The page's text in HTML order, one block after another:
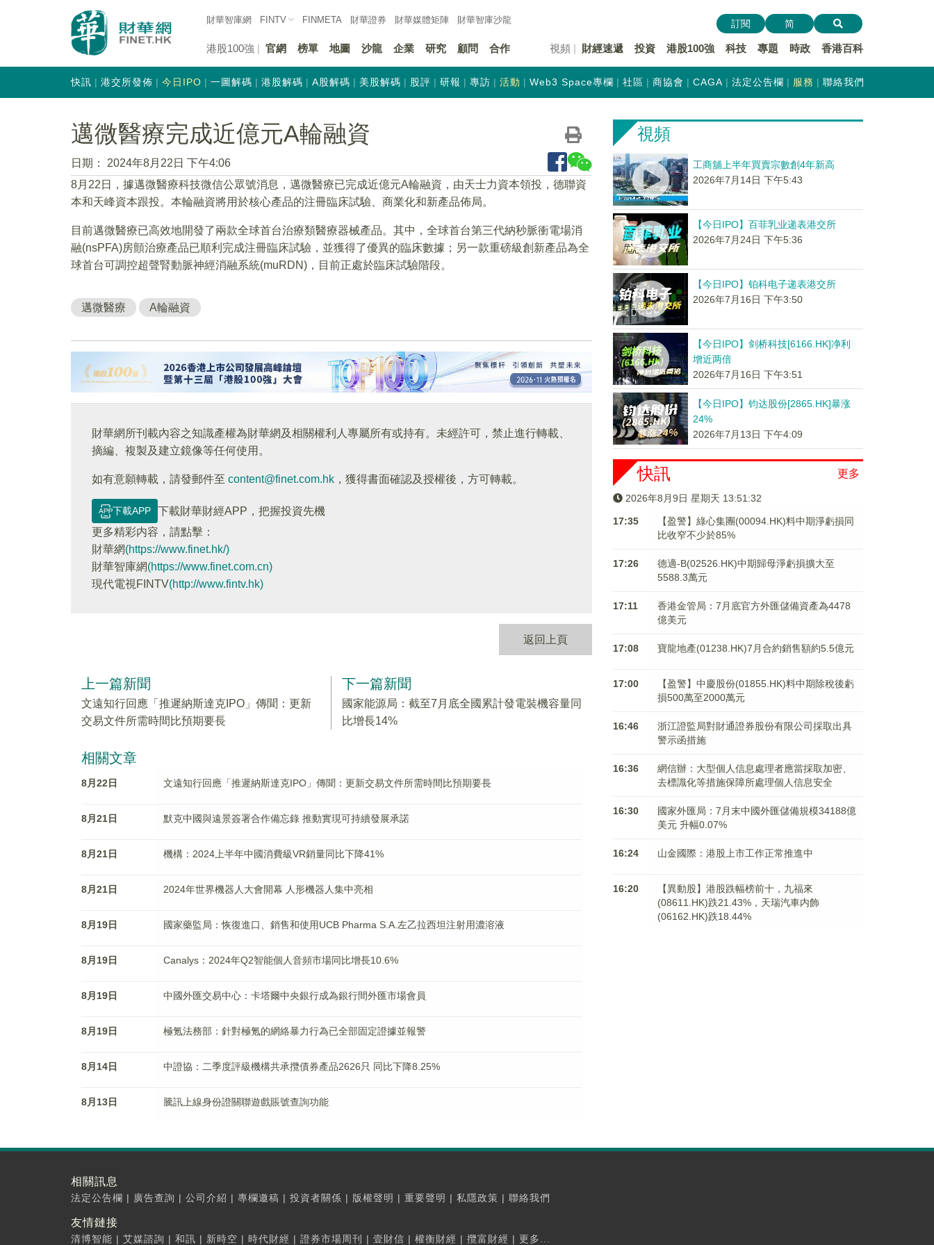
財華智庫網 FINTV FINMETA 財華證券 財華媒體矩陣 財華智庫沙龍
港股100強 官網 榜單 地圖 沙龍 企業 研究 顧問 合作 視頻 財經速遞 投資 港股100強 科技 專題 時政 香港百科
訂閱 简
快訊 港交所發佈 今日IPO 一圖解碼 港股解碼 A股解碼 美股解碼 股評 研報 專訪 活動 Web3 Space專欄 社區 商協會 CAGA 法定公告欄 服務 聯絡我們
邁微醫療完成近億元A輪融資
日期：
2024年8月22日 下午4:06
8月22日，據邁微醫療科技微信公眾號消息，邁微醫療已完成近億元A輪融資，由天士力資本領投，德聯資
本和天峰資本跟投。本輪融資將用於核心產品的注冊臨床試驗、商業化和新產品佈局。
目前邁微醫療已高效地開發了兩款全球首台治療類醫療器械產品。其中，全球首台第三代納秒脈衝電場消
融(nsPFA)房顫治療產品已順利完成注冊臨床試驗，並獲得了優異的臨床數據；另一款重磅級創新產品為全
球首台可調控超聲腎動脈神經消融系統(muRDN)，目前正處於臨床試驗階段。
邁微醫療 A輪融資
財華網所刊載內容之知識產權為財華網及相關權利人專屬所有或持有。未經許可，禁止進行轉載、
摘編、複製及建立鏡像等任何使用。
如有意願轉載，請發郵件至 content@finet.com.hk ，獲得書面確認及授權後，方可轉載。
下載APP
下載財華財經APP，把握投資先機
更多精彩内容，請點擊：
財華網(https://www.finet.hk/)
財華智庫網(https://www.finet.com.cn)
現代電視FINTV(http://www.fintv.hk)
返回上頁
上一篇新聞
文遠知行回應「推遲納斯達克IPO」傳聞：更新
交易文件所需時間比預期要長
下一篇新聞
國家能源局：截至7月底全國累計發電裝機容量同
比增長14%
相關文章
8月22日 文遠知行回應「推遲納斯達克IPO」傳聞：更新交易文件所需時間比預期要長
8月21日 默克中國與遠景簽署合作備忘錄 推動實現可持續發展承諾
8月21日 機構：2024上半年中國消費級VR銷量同比下降41%
8月21日 2024年世界機器人大會開幕 人形機器人集中亮相
8月19日 國家藥監局：恢復進口、銷售和使用UCB Pharma S.A.左乙拉西坦注射用濃溶液
8月19日 Canalys：2024年Q2智能個人音頻市場同比增長10.6%
8月19日 中國外匯交易中心：卡塔爾中央銀行成為銀行間外匯市場會員
8月19日 極氪法務部：針對極氪的網絡暴力行為已全部固定證據並報警
8月14日 中證協：二季度評級機構共承攬債券產品2626只 同比下降8.25%
8月13日 騰訊上線身份證關聯遊戲賬號查詢功能
視頻
工商舖上半年買賣宗數創4年新高
2026年7月14日 下午5:43
【今日IPO】百菲乳业递表港交所
2026年7月24日 下午5:36
【今日IPO】铂科电子递表港交所
2026年7月16日 下午3:50
【今日IPO】剑桥科技[6166.HK]净利
增近两倍
2026年7月16日 下午3:51
【今日IPO】钧达股份[2865.HK]暴涨
24%
2026年7月13日 下午4:09
更多
快訊
2026年8月9日 星期天 13:51:33
17:35
【盈警】綠心集團(00094.HK)料中期淨虧損同
比收窄不少於85%
17:26
德適-B(02526.HK)中期歸母淨虧損擴大至
5588.3萬元
17:11
香港金管局：7月底官方外匯儲備資產為4478
億美元
17:08 寶龍地產(01238.HK)7月合約銷售額約5.5億元
17:00
【盈警】中慶股份(01855.HK)料中期除稅後虧
損500萬至2000萬元
16:46
浙江證監局對財通證券股份有限公司採取出具
警示函措施
16:36
網信辦：大型個人信息處理者應當採取加密、
去標識化等措施保障所處理個人信息安全
16:30
國家外匯局：7月末中國外匯儲備規模34188億
美元 升幅0.07%
16:24 山金國際：港股上市工作正常推進中
16:20
【異動股】港股跌幅榜前十，九福來
(08611.HK)跌21.43%，天瑞汽車内飾
(06162.HK)跌18.44%
相關訊息
法定公告欄 | 廣告查詢 | 公司介紹 | 專欄邀稿 | 投資者關係 | 版權聲明 | 重要聲明 | 私隱政策 | 聯絡我們
友情鏈接
清博智能 | 艾媒諮詢 | 和訊 | 新時空 | 時代財經 | 證券市場周刊 | 壹財信 | 權衡財經 | 攬富財經 | 更多...